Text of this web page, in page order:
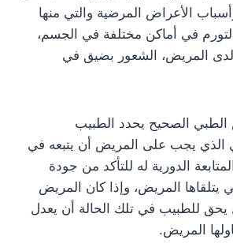
الأعراض المرضية والتي منها
في أماكن مختلفة في الجسم،
المريض، الشعور بضيق في
الصحيح يحدد الطبيب
الذي يجب على المريض أن يتبعه في
الدورية له للتأكد من جودة
يتلقاها المريض، وإذا كان المريض
يحق للطبيب في تلك الحالة أن يعدل
المريض.